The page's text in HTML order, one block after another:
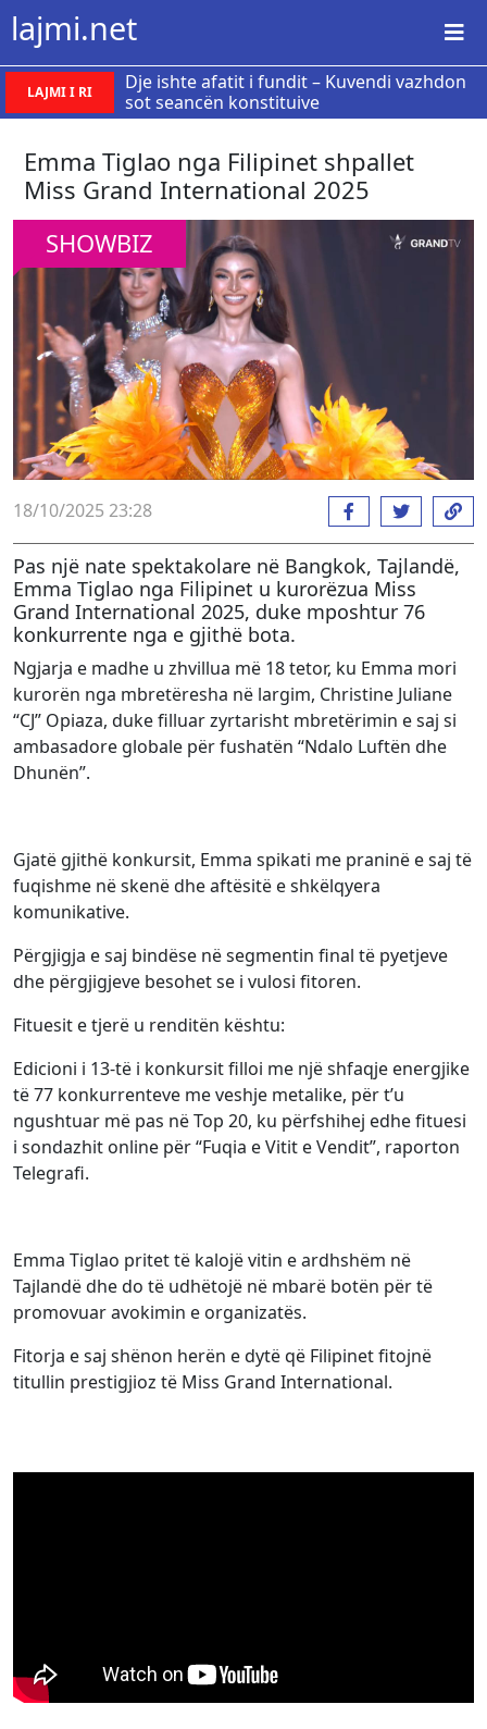
lajmi.net
LAJMI I RI
Dje ishte afatit i fundit – Kuvendi vazhdon
sot seancën konstituive
Emma Tiglao nga Filipinet shpallet
Miss Grand International 2025
SHOWBIZ
18/10/2025 23:28
Pas një nate spektakolare në Bangkok, Tajlandë,
Emma Tiglao nga Filipinet u kurorëzua Miss
Grand International 2025, duke mposhtur 76
konkurrente nga e gjithë bota.
Ngjarja e madhe u zhvillua më 18 tetor, ku Emma mori
kurorën nga mbretëresha në largim, Christine Juliane
“CJ” Opiaza, duke filluar zyrtarisht mbretërimin e saj si
ambasadore globale për fushatën “Ndalo Luftën dhe
Dhunën”.
Gjatë gjithë konkursit, Emma spikati me praninë e saj të
fuqishme në skenë dhe aftësitë e shkëlqyera
komunikative.
Përgjigja e saj bindëse në segmentin final të pyetjeve
dhe përgjigjeve besohet se i vulosi fitoren.
Fituesit e tjerë u renditën kështu:
Edicioni i 13-të i konkursit filloi me një shfaqje energjike
të 77 konkurrenteve me veshje metalike, për t’u
ngushtuar më pas në Top 20, ku përfshihej edhe fituesi
i sondazhit online për “Fuqia e Vitit e Vendit”, raporton
Telegrafi.
Emma Tiglao pritet të kalojë vitin e ardhshëm në
Tajlandë dhe do të udhëtojë në mbarë botën për të
promovuar avokimin e organizatës.
Fitorja e saj shënon herën e dytë që Filipinet fitojnë
titullin prestigjioz të Miss Grand International.